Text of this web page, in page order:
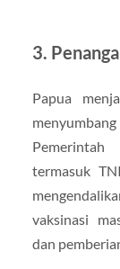
3.
Papua
termasuk
vaksinasi
dan